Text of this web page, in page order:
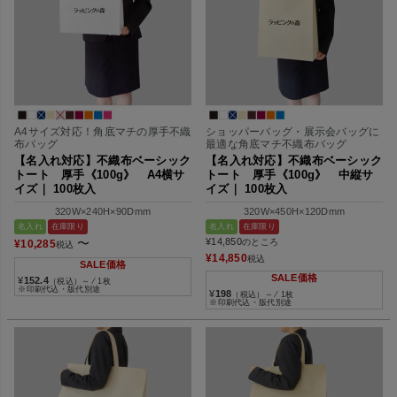
A4サイズ対応！角底マチの厚手不織
布バッグ
【名入れ対応】不織布ベーシック
トート 厚手《100g》 A4横サ
イズ｜ 100枚入
320W×240H×90Dmm
名入れ 在庫限り
¥10,285税込 〜
SALE価格
¥152.4 （税込）～ ⁄ 1枚
※印刷代込・版代別途
ショッパーバッグ・展示会バッグに
最適な角底マチ不織布バッグ
【名入れ対応】不織布ベーシック
トート 厚手《100g》 中縦サ
イズ｜ 100枚入
320W×450H×120Dmm
名入れ 在庫限り
¥14,850のところ
¥14,850税込
SALE価格
¥198 （税込）～ ⁄ 1枚
※印刷代込・版代別途